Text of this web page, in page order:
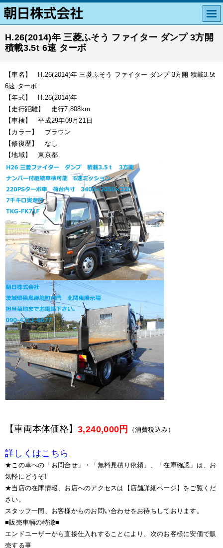
H.26(2014)年 三菱ふそう ファイター ダンプ 3方開
積載3.5t 6速 ターボ
【車名】 H.26(2014)年 三菱ふそう ファイター ダンプ 3方開 積載3.5t
6速 ターボ
【年式】 H.26(2014)年
【走行距離】 走行7,808km
【車検】 平成29年09月21日
【カラー】 ブラウン
【修復歴】 なし
【地域】 東京都
【車両本体価格】3,240,000円 （消費税込み）
詳しくはこちら
★この車への「お問合せ」・「無料見積り依頼」、「在庫確認」は、お
気軽にどうぞ!
★当店の在庫情報、お店へのアクセスは【店舗詳細ページ】をご覧くだ
さい。
スタッフ一同、お客様からのお問い合わせをお待ちしております。
■販売車輛の特徴■
エンドユーザーから直接仕入れすることにより、次のお客様に安価で販
売する事